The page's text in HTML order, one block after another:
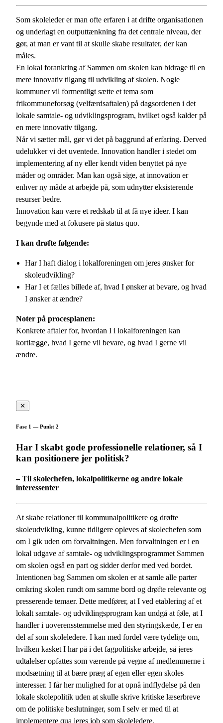
Som skoleleder er man ofte erfaren i at drifte organisationen
og underlagt en outputtænkning fra det centrale niveau, der
gør, at man er vant til at skulle skabe resultater, der kan
måles.
En lokal forankring af Sammen om skolen kan bidrage til en
mere innovativ tilgang til udvikling af skolen. Nogle
kommuner vil formentligt sætte et tema som
frikommuneforsøg (velfærdsaftalen) på dagsordenen i det
lokale samtale- og udviklingsprogram, hvilket også kalder på
en mere innovativ tilgang.
Når vi sætter mål, gør vi det på baggrund af erfaring. Derved
udelukker vi det uventede. Innovation handler i stedet om
implementering af ny eller kendt viden benyttet på nye
måder og områder. Man kan også sige, at innovation er
enhver ny måde at arbejde på, som udnytter eksisterende
resurser bedre.
Innovation kan være et redskab til at få nye ideer. I kan
begynde med at fokusere på status quo.
I kan drøfte følgende:
Har I haft dialog i lokalforeningen om jeres ønsker for
skoleudvikling?
Har I et fælles billede af, hvad I ønsker at bevare, og hvad
I ønsker at ændre?
Noter på procesplanen:
Konkrete aftaler for, hvordan I i lokalforeningen kan
kortlægge, hvad I gerne vil bevare, og hvad I gerne vil
ændre.
✕
Fase 1 — Punkt 2
Har I skabt gode professionelle relationer, så I
kan positionere jer politisk?
– Til skolechefen, lokalpolitikerne og andre lokale
interessenter
At skabe relationer til kommunalpolitikere og drøfte
skoleudvikling, kunne tidligere opleves af skolechefen som
om I gik uden om forvaltningen. Men forvaltningen er i en
lokal udgave af samtale- og udviklingsprogrammet Sammen
om skolen også en part og sidder derfor med ved bordet.
Intentionen bag Sammen om skolen er at samle alle parter
omkring skolen rundt om samme bord og drøfte relevante og
presserende temaer. Dette medfører, at I ved etablering af et
lokalt samtale- og udviklingsprogram kan undgå at føle, at I
handler i uoverensstemmelse med den styringskæde, I er en
del af som skoleledere. I kan med fordel være tydelige om,
hvilken kasket I har på i det fagpolitiske arbejde, så jeres
udtalelser opfattes som værende på vegne af medlemmerne i
modsætning til at bære præg af egen eller egen skoles
interesser. I får her mulighed for at opnå indflydelse på den
lokale skolepolitik uden at skulle skrive kritiske læserbreve
om de politiske beslutninger, som I selv er med til at
implementere qua jeres job som skoleledere.